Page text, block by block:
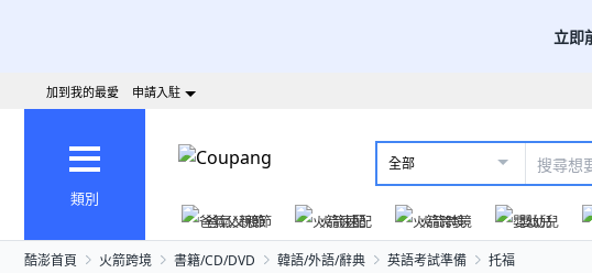
立即
加到我的最愛 申請入駐
類別
全部
爸氣父親節
火箭速配 火箭跨境 嬰幼兒
酷澎首頁 火箭跨境 書籍/CD/DVD 韓語/外語/辭典 英語考試準備 托福